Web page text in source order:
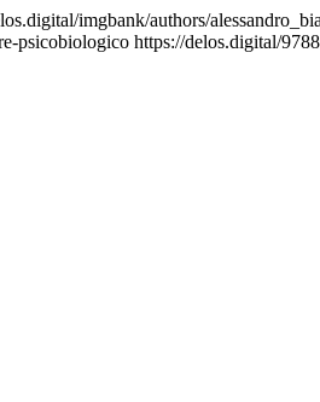
imgbank/authors/
psicobiologico https://delos.digital/